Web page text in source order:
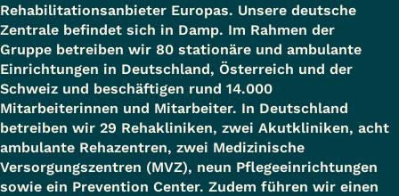
Rehabilitationsanbieter Europas. Unsere deutsche
Zentrale befindet sich in Damp. Im Rahmen der
Gruppe betreiben wir 80 stationäre und ambulante
Einrichtungen in Deutschland, Österreich und der
Schweiz und beschäftigen rund 14.000
Mitarbeiterinnen und Mitarbeiter. In Deutschland
betreiben wir 29 Rehakliniken, zwei Akutkliniken, acht
ambulante Rehazentren, zwei Medizinische
Versorgungszentren (MVZ), neun Pflegeeinrichtungen
sowie ein Prevention Center. Zudem führen wir einen